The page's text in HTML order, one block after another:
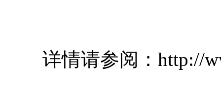
详情请参阅：http://